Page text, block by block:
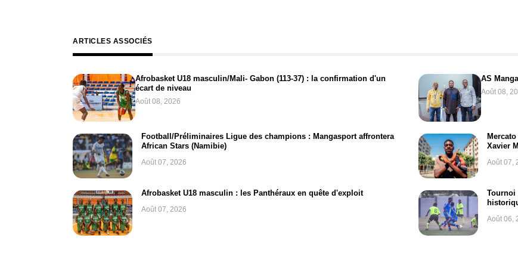
ARTICLES ASSOCIÉS
Afrobasket U18 masculin/Mali- Gabon (113-37) : la confirmation d'un
écart de niveau
Août 08, 2026
AS
Août 08,
Football/Préliminaires Ligue des champions : Mangasport affrontera
African Stars (Namibie)
Août 07, 2026
Xavier
Août 07,
Afrobasket U18 masculin : les Panthéraux en quête d'exploit
Août 07, 2026
Tournoi
Août 06,